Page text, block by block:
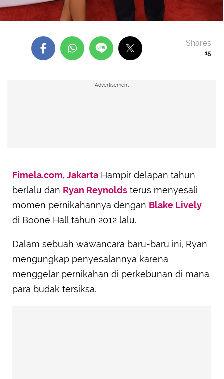
15
Shares
Advertisement
Fimela.com, Jakarta Hampir delapan tahun
berlalu dan Ryan Reynolds terus menyesali
momen pernikahannya dengan Blake Lively
di Boone Hall tahun 2012 lalu.
Dalam sebuah wawancara baru-baru ini, Ryan
mengungkap penyesalannya karena
menggelar pernikahan di perkebunan di mana
para budak tersiksa.